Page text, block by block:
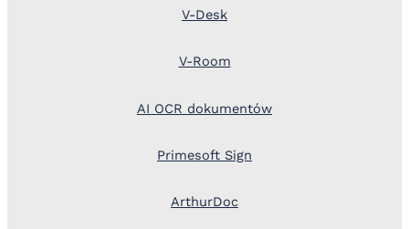
V-Desk
V-Room
AI OCR dokumentów
Primesoft Sign
ArthurDoc